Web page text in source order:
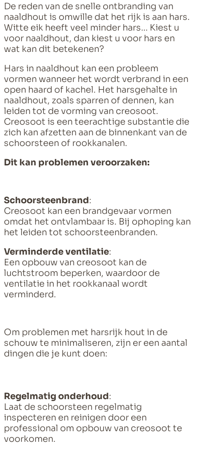
De reden van de snelle ontbranding van
naaldhout is omwille dat het rijk is aan hars.
Witte eik heeft veel minder hars… Kiest u
voor naaldhout, dan kiest u voor hars en
wat kan dit betekenen?
Hars in naaldhout kan een probleem
vormen wanneer het wordt verbrand in een
open haard of kachel. Het harsgehalte in
naaldhout, zoals sparren of dennen, kan
leiden tot de vorming van creosoot.
Creosoot is een teerachtige substantie die
zich kan afzetten aan de binnenkant van de
schoorsteen of rookkanalen.
Dit kan problemen veroorzaken:
Schoorsteenbrand:
Creosoot kan een brandgevaar vormen
omdat het ontvlambaar is. Bij ophoping kan
het leiden tot schoorsteenbranden.
Verminderde ventilatie:
Een opbouw van creosoot kan de
luchtstroom beperken, waardoor de
ventilatie in het rookkanaal wordt
verminderd.
Om problemen met harsrijk hout in de
schouw te minimaliseren, zijn er een aantal
dingen die je kunt doen:
Regelmatig onderhoud:
Laat de schoorsteen regelmatig
inspecteren en reinigen door een
professional om opbouw van creosoot te
voorkomen.